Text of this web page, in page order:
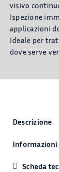
visivo
Ispezione
applicazioni
Ideale per
dove serve
Descrizione
Scheda